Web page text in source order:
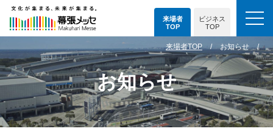
来場者
TOP
ビジネス
TOP
お知らせ
来場者TOP お知らせ